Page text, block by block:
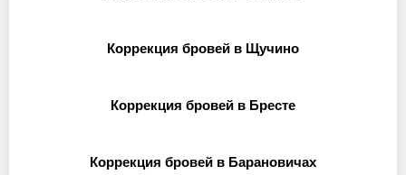
Коррекция бровей в Щучино
Коррекция бровей в Бресте
Коррекция бровей в Барановичах